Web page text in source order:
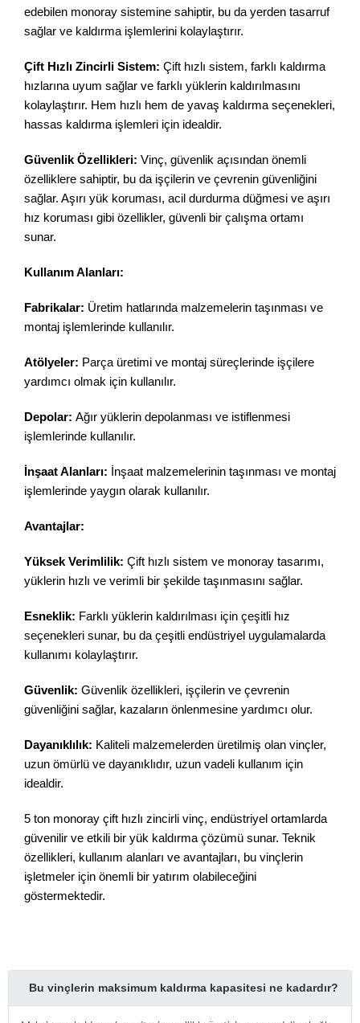
edebilen monoray sistemine sahiptir, bu da yerden tasarruf
sağlar ve kaldırma işlemlerini kolaylaştırır.
Çift Hızlı Zincirli Sistem: Çift hızlı sistem, farklı kaldırma
hızlarına uyum sağlar ve farklı yüklerin kaldırılmasını
kolaylaştırır. Hem hızlı hem de yavaş kaldırma seçenekleri,
hassas kaldırma işlemleri için idealdir.
Güvenlik Özellikleri: Vinç, güvenlik açısından önemli
özelliklere sahiptir, bu da işçilerin ve çevrenin güvenliğini
sağlar. Aşırı yük koruması, acil durdurma düğmesi ve aşırı
hız koruması gibi özellikler, güvenli bir çalışma ortamı
sunar.
Kullanım Alanları:
Fabrikalar: Üretim hatlarında malzemelerin taşınması ve
montaj işlemlerinde kullanılır.
Atölyeler: Parça üretimi ve montaj süreçlerinde işçilere
yardımcı olmak için kullanılır.
Depolar: Ağır yüklerin depolanması ve istiflenmesi
işlemlerinde kullanılır.
İnşaat Alanları: İnşaat malzemelerinin taşınması ve montaj
işlemlerinde yaygın olarak kullanılır.
Avantajlar:
Yüksek Verimlilik: Çift hızlı sistem ve monoray tasarımı,
yüklerin hızlı ve verimli bir şekilde taşınmasını sağlar.
Esneklik: Farklı yüklerin kaldırılması için çeşitli hız
seçenekleri sunar, bu da çeşitli endüstriyel uygulamalarda
kullanımı kolaylaştırır.
Güvenlik: Güvenlik özellikleri, işçilerin ve çevrenin
güvenliğini sağlar, kazaların önlenmesine yardımcı olur.
Dayanıklılık: Kaliteli malzemelerden üretilmiş olan vinçler,
uzun ömürlü ve dayanıklıdır, uzun vadeli kullanım için
idealdir.
5 ton monoray çift hızlı zincirli vinç, endüstriyel ortamlarda
güvenilir ve etkili bir yük kaldırma çözümü sunar. Teknik
özellikleri, kullanım alanları ve avantajları, bu vinçlerin
işletmeler için önemli bir yatırım olabileceğini
göstermektedir.
Bu vinçlerin maksimum kaldırma kapasitesi ne kadardır?